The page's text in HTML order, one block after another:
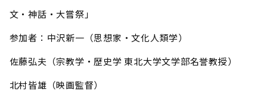
文・神話・大嘗祭」
参加者：中沢新一（思想家・文化人類学）
佐藤弘夫（宗教学・歴史学 東北大学文学部名誉教授）
北村皆雄（映画監督）